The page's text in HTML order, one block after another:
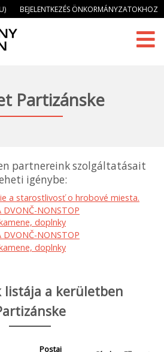
BEJELENTKEZÉS ÖNKORMÁNYZATOKHOZ
Partizánske
partnereink szolgáltatásait
igénybe:
listája a kerületben
Postai